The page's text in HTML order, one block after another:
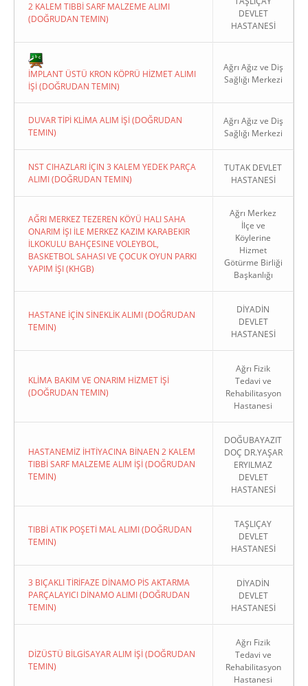
2 KALEM TIBBİ SARF MALZEME ALIMI
(DOĞRUDAN TEMIN)
DEVLET
HASTANESİ
İMPLANT ÜSTÜ KRON KÖPRÜ HİZMET ALIMI
İŞİ (DOĞRUDAN TEMIN)
Ağrı Ağız ve Diş
Sağlığı Merkezi
DUVAR TİPİ KLİMA ALIM İŞİ (DOĞRUDAN
TEMIN)
Ağrı Ağız ve Diş
Sağlığı Merkezi
NST CIHAZLARI İÇIN 3 KALEM YEDEK PARÇA
ALIMI (DOĞRUDAN TEMIN)
TUTAK DEVLET
HASTANESİ
AĞRI MERKEZ TEZEREN KÖYÜ HALI SAHA
ONARIM İŞI İLE MERKEZ KAZIM KARABEKIR
İLKOKULU BAHÇESINE VOLEYBOL,
BASKETBOL SAHASI VE ÇOCUK OYUN PARKI
YAPIM İŞI (KHGB)
Ağrı Merkez
İlçe ve
Köylerine
Hizmet
Götürme Birliği
Başkanlığı
HASTANE İÇİN SİNEKLİK ALIMI (DOĞRUDAN
TEMIN)
DİYADİN
DEVLET
HASTANESİ
KLİMA BAKIM VE ONARIM HİZMET İŞİ
(DOĞRUDAN TEMIN)
Ağrı Fizik
Tedavi ve
Rehabilitasyon
Hastanesi
HASTANEMİZ İHTİYACINA BİNAEN 2 KALEM
TIBBİ SARF MALZEME ALIM İŞİ (DOĞRUDAN
TEMIN)
DOĞUBAYAZIT
DOÇ DR.YAŞAR
ERYILMAZ
DEVLET
HASTANESİ
TIBBİ ATIK POŞETİ MAL ALIMI (DOĞRUDAN
TEMIN)
TAŞLIÇAY
DEVLET
HASTANESİ
3 BIÇAKLI TİRİFAZE DİNAMO PİS AKTARMA
PARÇALAYICI DİNAMO ALIMI (DOĞRUDAN
TEMIN)
DİYADİN
DEVLET
HASTANESİ
DİZÜSTÜ BİLGİSAYAR ALIM İŞİ (DOĞRUDAN
TEMIN)
Ağrı Fizik
Tedavi ve
Rehabilitasyon
Hastanesi